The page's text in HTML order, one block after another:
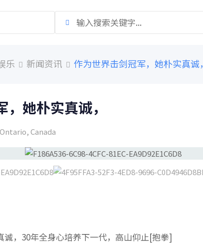
乐 新闻资讯 作为世界击剑冠军，她朴实真诚，
她朴实真诚，
Ontario,Canada
，30年全身心培养下一代，高山仰止[抱拳]